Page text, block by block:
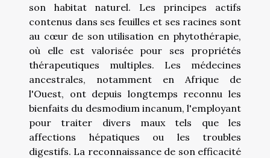
son habitat naturel. Les principes actifs
contenus dans ses feuilles et ses racines sont
au cœur de son utilisation en phytothérapie,
où elle est valorisée pour ses propriétés
thérapeutiques multiples. Les médecines
ancestrales, notamment en Afrique de
l'Ouest, ont depuis longtemps reconnu les
bienfaits du desmodium incanum, l'employant
pour traiter divers maux tels que les
affections hépatiques ou les troubles
digestifs. La reconnaissance de son efficacité